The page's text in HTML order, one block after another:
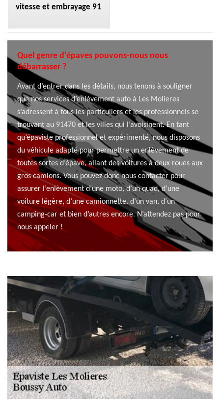
vitesse et embrayage 91
Quel genre d’épaves pouvons-nous nous
débarrasser ?
Avant d’entrer dans les détails, nous tenons à souligner
que nos services d’enlèvement auto à Les Molieres
s’adressent à tous les particuliers et les professionnels se
trouvant au 91470 et les villes qui l’avoisinent. En tant
qu’épaviste professionnel et expérimenté, nous disposons
du véhicule adapté pour permettre un enlèvement de
toutes sortes d’épave, allant des voitures à deux roues aux
gros camions. Vous pouvez donc nous contacter pour
assurer l’enlèvement d’une moto, d’un quad, d’une
voiture légère, d’une camionnette, d’un van, d’un
camping-car et bien d’autres encore. N’attendez pas pour
nous appeler !